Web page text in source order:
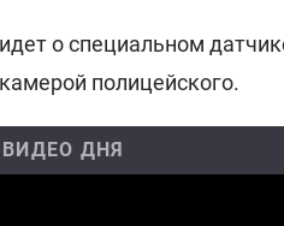
о специальном
полицейского.
ВИДЕО ДНЯ